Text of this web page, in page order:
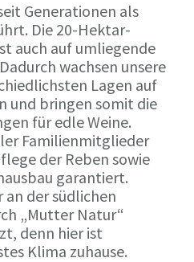
Generationen als
Die 20-Hektar-
auch auf umliegende
wachsen unsere
Lagen auf
und bringen somit die
für edle Weine.
Familienmitglieder
der Reben sowie
garantiert.
der südlichen
„Mutter Natur“
denn hier ist
Klima zuhause.